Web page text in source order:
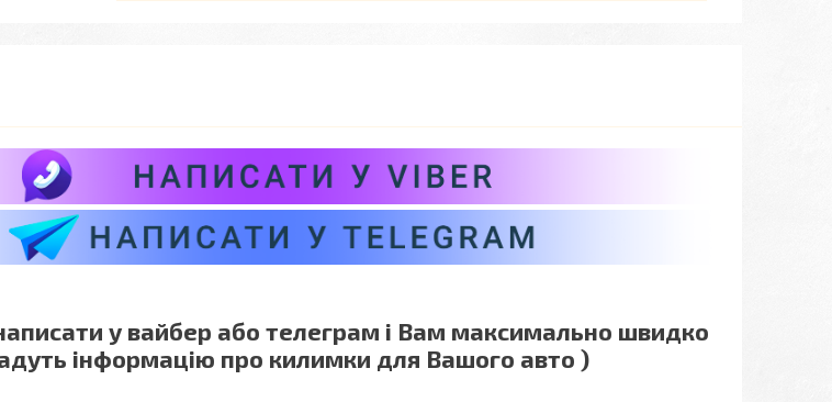
у вайбер або телеграм і Вам максимально швидко
інформацію про килимки для Вашого авто )